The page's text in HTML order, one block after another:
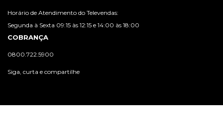
Horário de Atendimento do Televendas:
Segunda à Sexta 09:15 às 12:15 e 14:00 às 18:00
COBRANÇA
0800.722.5900
Siga, curta e compartilhe